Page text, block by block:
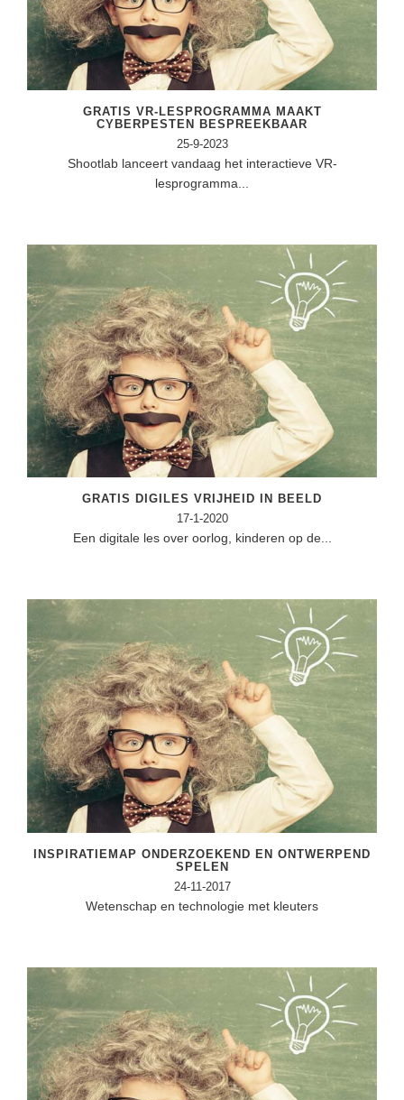
Techniek
Topografie
Verkeer
Verzorging
Duurzaamheid
Eerste wereldoorlog
Evolutieleer
Feest- en Gedenkdagen
Godsdienstonderwijs
Kerstfeest
Kinderboekenweek
Ruimte
Schoolreisideeën
Schoolspullen
Seizoenen
Seksualiteit
Sinterklaas
Spelletjes
Sprookjes
Startpagina onderwijs
Tweede Wereldoorlog
Taalvaardigheden
LESMATERIAAL
Beeldende Vorming
Biologie
Maatschappijleer
Orientatie
Rekenen
Sociale vaardigheden
Taalvaardigheid
Vakoverstijgend
Verzorging
MEER...
AI voor het onderwijs
Kruiswoordpuzzels
Vrijeschoolonderwijs
Montessori onderwijs
Jenaplanonderwijs
Daltononderwijs
Schoolspullen
Onderwijsvacatures
Afscheidstekst collega
Studieschuld & Hypotheek
Middelbare school niveaus
Onderwijs CV
Schoolvakanties
Huiswerkbegeleiding
Huiswerkbegeleider zoeken
GRATIS VR-LESPROGRAMMA MAAKT
CYBERPESTEN BESPREEKBAAR
25-9-2023
Shootlab lanceert vandaag het interactieve VR-
lesprogramma...
GRATIS DIGILES VRIJHEID IN BEELD
17-1-2020
Een digitale les over oorlog, kinderen op de...
INSPIRATIEMAP ONDERZOEKEND EN ONTWERPEND
SPELEN
24-11-2017
Wetenschap en technologie met kleuters